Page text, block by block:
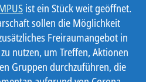
ist ein Stück weit geöffnet.
sollen die Möglichkeit
Freiraumangebot in
nutzen, um Treffen, Aktionen
Gruppen durchzuführen, die